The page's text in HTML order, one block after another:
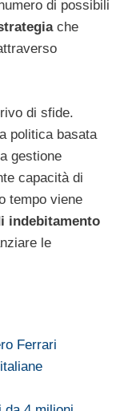
di possibili
che
di sfide.
politica basata
gestione
capacità di
tempo viene
indebitamento
le
Ferrari